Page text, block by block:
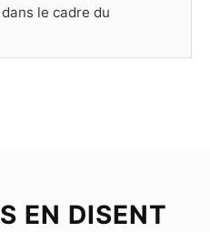
le cadre du
de vue est soit libre,
EN DISENT